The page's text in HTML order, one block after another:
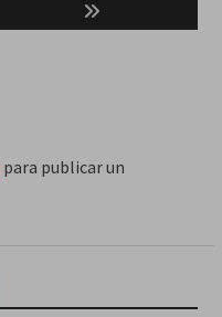
para publicar un